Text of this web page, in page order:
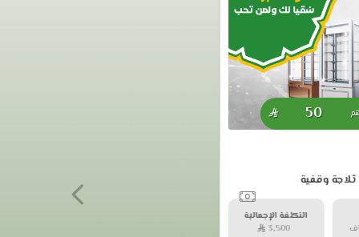
50

ثلاجة وقفية
التكلفة الإجمالية
3,500 